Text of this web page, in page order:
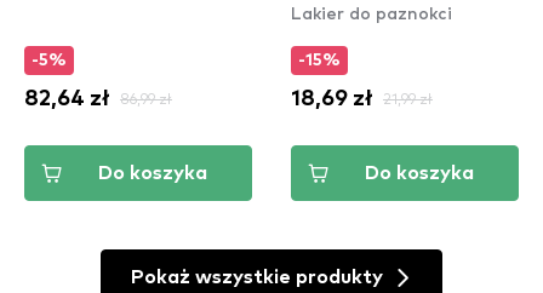
-5%
82,64 zł 86,99 zł
Do koszyka
Lakier do paznokci
-15%
18,69 zł 21,99 zł
Do koszyka
Pokaż wszystkie produkty